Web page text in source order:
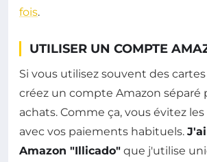
fois.
UTILISER UN COMPTE
Si vous utilisez souvent des
créez un compte Amazon séparé
achats. Comme ça, vous évitez
avec vos paiements habituels.
Amazon "Illicado" que j'utilise